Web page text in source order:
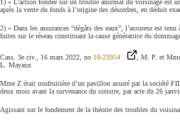
1) « L’action fondée sur un trouble anormal du voisinage est
après la vente du fonds à l’origine des désordres, en déduit
2) « Dans les assurances “dégâts des eaux”, l’assureur est
fuites sur le réseau constituant la cause génératrice du
Cass. 3e civ., 16 mars 2022, no 18-23954 , M. P. et
L. Mayaux
Mme Z était usufruitière d’un pavillon assuré par la société
deux mois avant la survenance du sinistre, par acte du 26
Agissant sur le fondement de la théorie des troubles du